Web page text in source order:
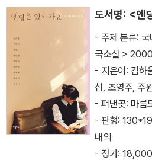
도서명: <엔
- 주제 분류:
국소설 >
- 지은이: 김하
섭, 조영주, 주
- 펴낸곳: 마름
- 판형:
내외
- 정가: